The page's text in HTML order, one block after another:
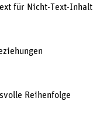
für Nicht-Text-Inhalt
Reihenfolge